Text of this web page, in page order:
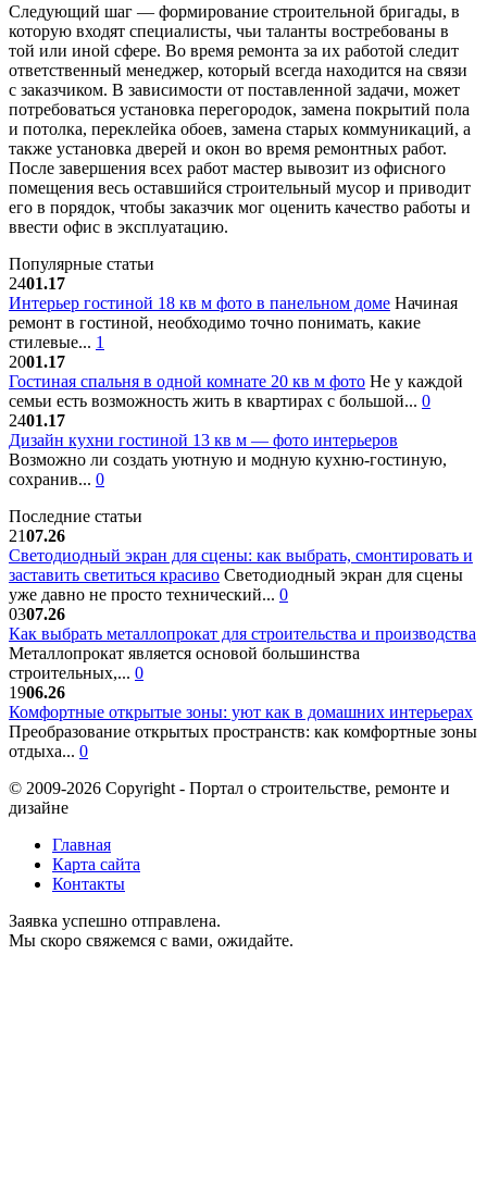
Следующий шаг — формирование строительной бригады, в
которую входят специалисты, чьи таланты востребованы в
той или иной сфере. Во время ремонта за их работой следит
ответственный менеджер, который всегда находится на связи
с заказчиком. В зависимости от поставленной задачи, может
потребоваться установка перегородок, замена покрытий пола
и потолка, переклейка обоев, замена старых коммуникаций, а
также установка дверей и окон во время ремонтных работ.
После завершения всех работ мастер вывозит из офисного
помещения весь оставшийся строительный мусор и приводит
его в порядок, чтобы заказчик мог оценить качество работы и
ввести офис в эксплуатацию.
Популярные статьи
2401.17
Интерьер гостиной 18 кв м фото в панельном доме Начиная
ремонт в гостиной, необходимо точно понимать, какие
стилевые... 1
2001.17
Гостиная спальня в одной комнате 20 кв м фото Не у каждой
семьи есть возможность жить в квартирах с большой... 0
2401.17
Дизайн кухни гостиной 13 кв м — фото интерьеров
Возможно ли создать уютную и модную кухню-гостиную,
сохранив... 0
Последние статьи
2107.26
Светодиодный экран для сцены: как выбрать, смонтировать и
заставить светиться красиво Светодиодный экран для сцены
уже давно не просто технический... 0
0307.26
Как выбрать металлопрокат для строительства и производства
Металлопрокат является основой большинства
строительных,... 0
1906.26
Комфортные открытые зоны: уют как в домашних интерьерах
Преобразование открытых пространств: как комфортные зоны
отдыха... 0
© 2009-2026 Copyright - Портал о строительстве, ремонте и
дизайне
Главная
Карта сайта
Контакты
Заявка успешно отправлена.
Мы скоро свяжемся с вами, ожидайте.